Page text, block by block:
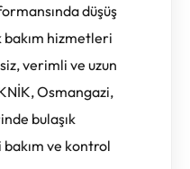
düşüş
hizmetleri
verimli ve uzun
Osmangazi,
bulaşık
ve kontrol